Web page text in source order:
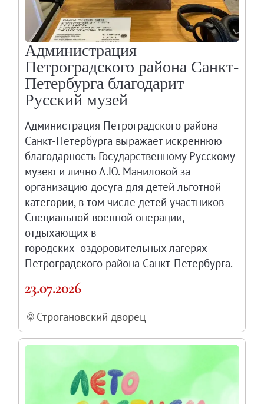
Администрация
Петроградского района Санкт-
Петербурга благодарит
Русский музей
Администрация Петроградского района
Санкт-Петербурга выражает искреннюю
благодарность Государственному Русскому
музею и лично А.Ю. Маниловой за
организацию досуга для детей льготной
категории, в том числе детей участников
Специальной военной операции,
отдыхающих в
городских оздоровительных лагерях
Петроградского района Санкт-Петербурга.
23.07.2026
Строгановский дворец